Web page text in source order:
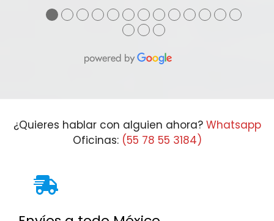
●●●●●●●●●●●●●
●●●
¿Quieres hablar con alguien ahora? Whatsapp
Oficinas: (55 78 55 3184)